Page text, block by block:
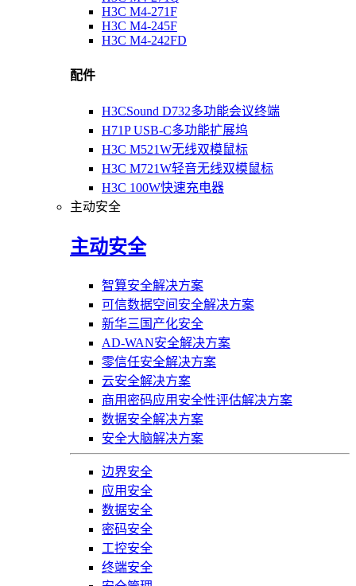
H3C M4-271F
H3C M4-245F
H3C M4-242FD
配件
H3CSound D732多功能会议终端
H71P USB-C多功能扩展坞
H3C M521W无线双模鼠标
H3C M721W轻音无线双模鼠标
H3C 100W快速充电器
主动安全
主动安全
智算安全解决方案
可信数据空间安全解决方案
新华三国产化安全
AD-WAN安全解决方案
零信任安全解决方案
云安全解决方案
商用密码应用安全性评估解决方案
数据安全解决方案
安全大脑解决方案
边界安全
应用安全
数据安全
密码安全
工控安全
终端安全